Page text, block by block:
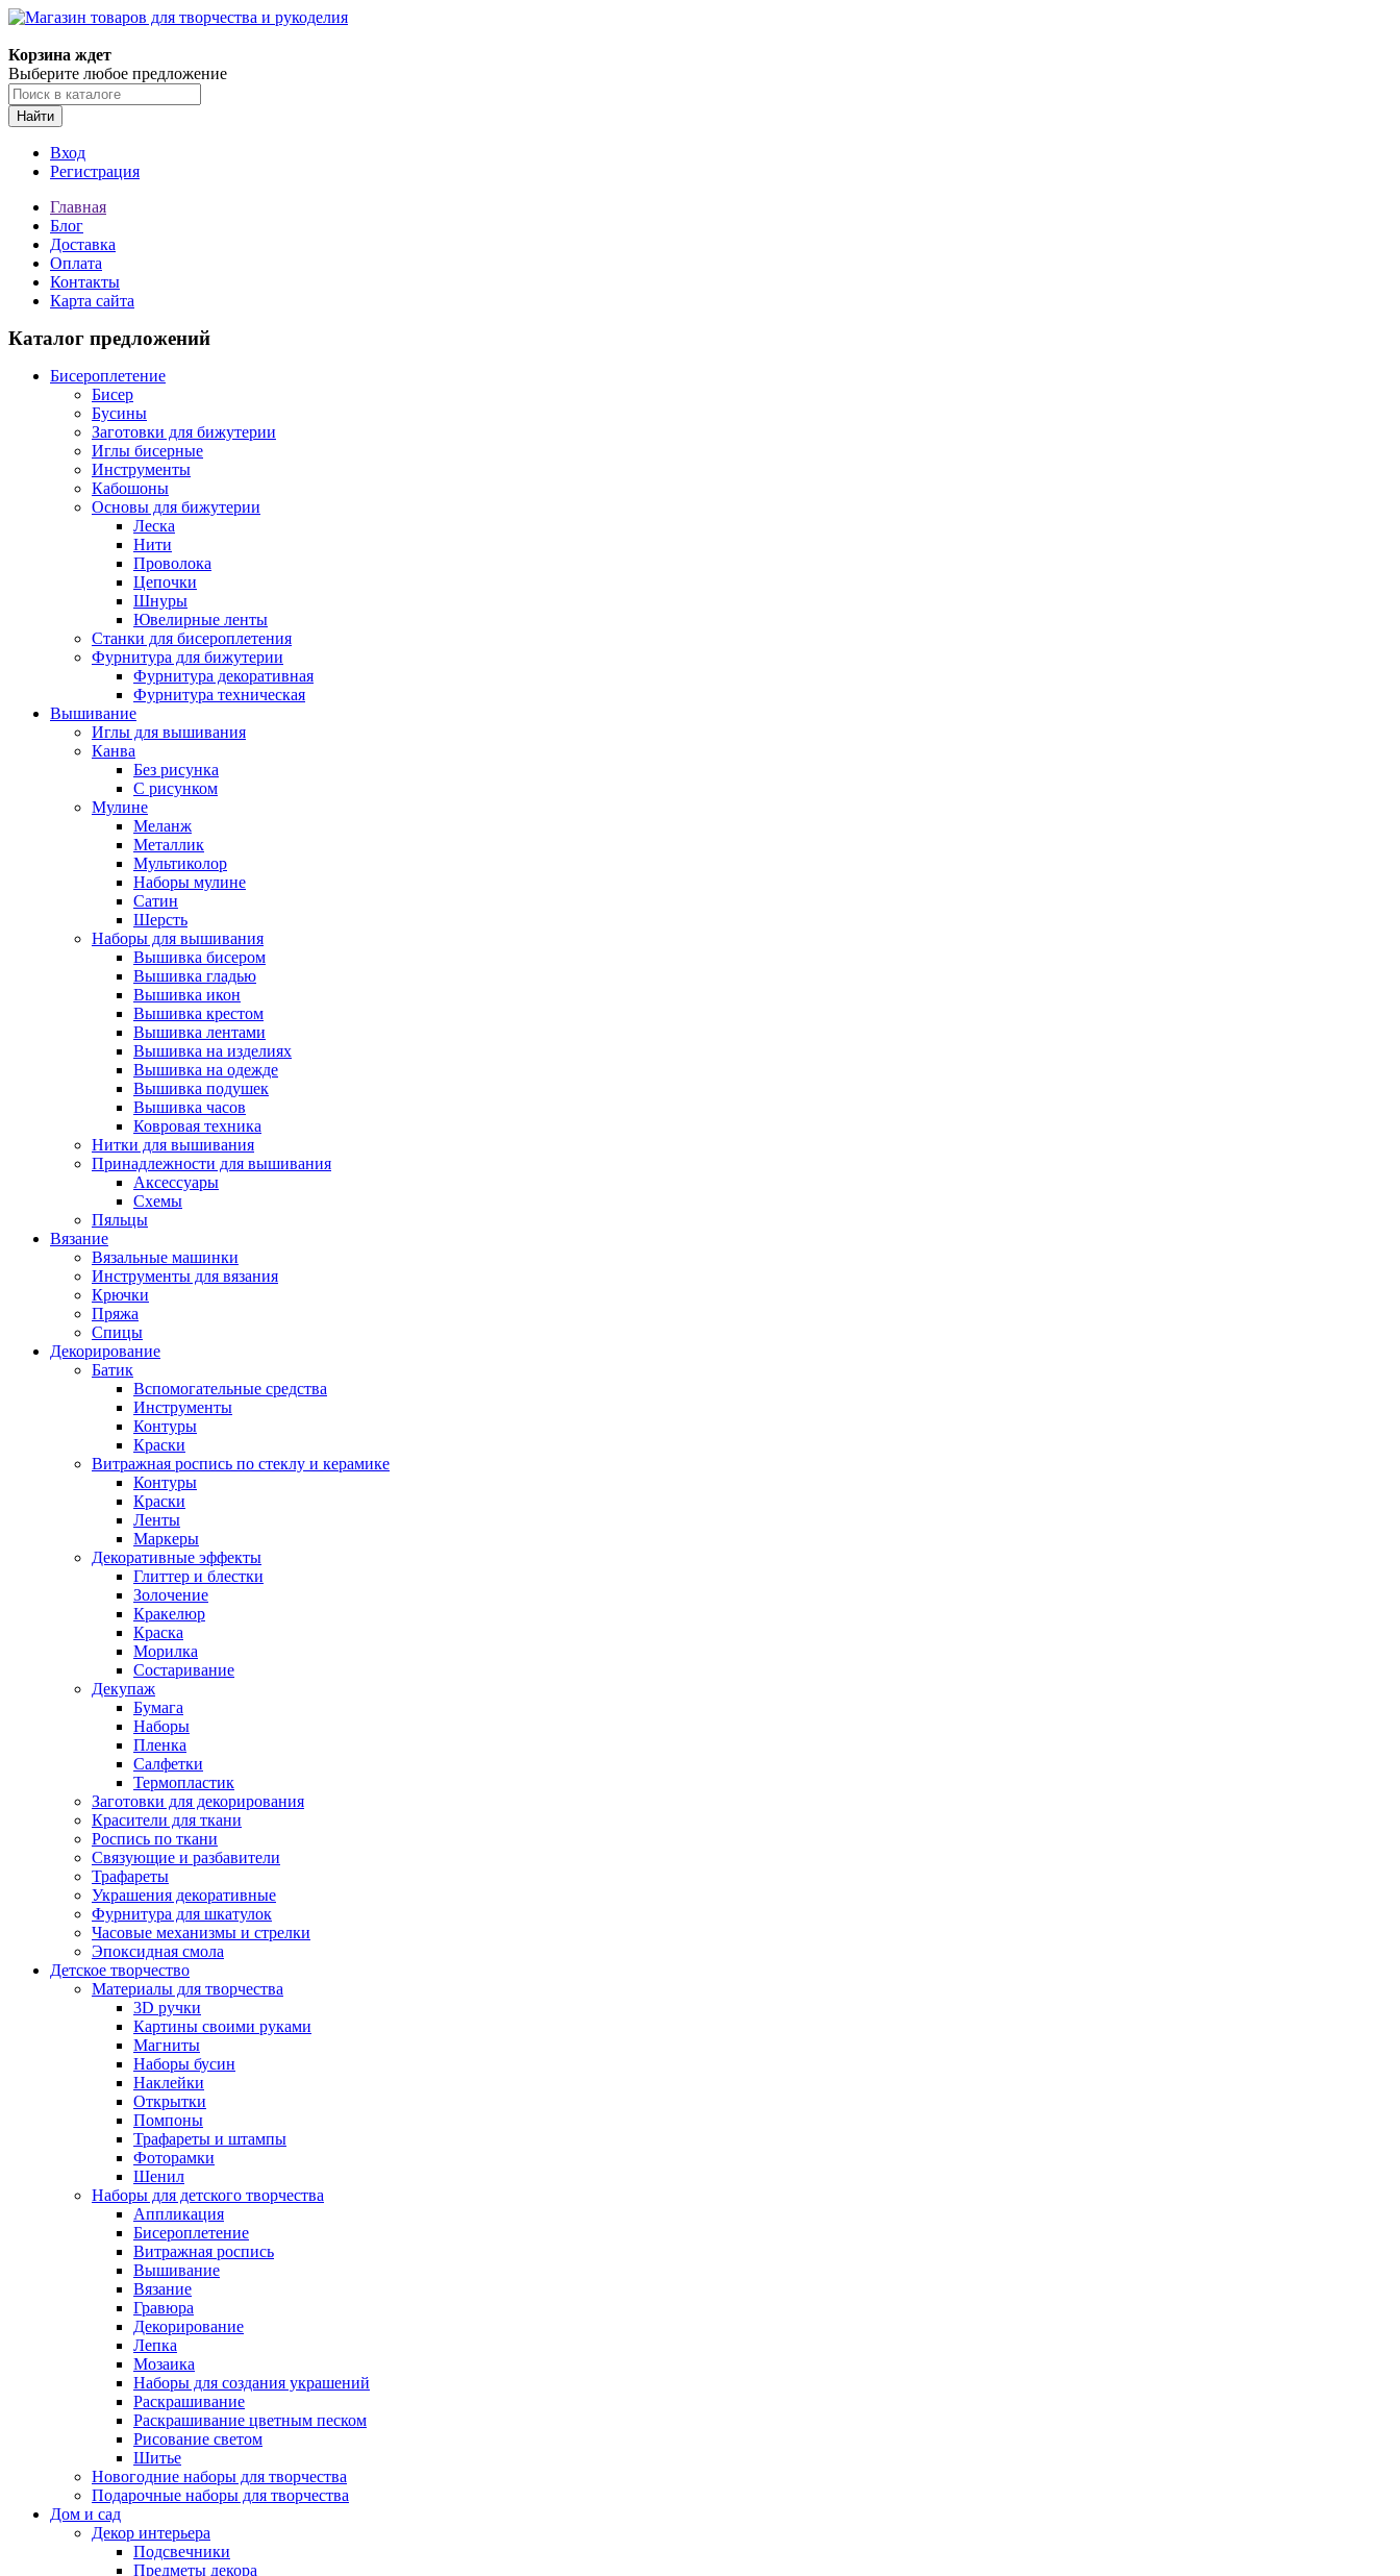
Корзина ждет
Выберите любое предложение
Найти
Вход
Регистрация
Главная
Блог
Доставка
Оплата
Контакты
Карта сайта
Каталог предложений
Бисероплетение
Бисер
Бусины
Заготовки для бижутерии
Иглы бисерные
Инструменты
Кабошоны
Основы для бижутерии
Леска
Нити
Проволока
Цепочки
Шнуры
Ювелирные ленты
Станки для бисероплетения
Фурнитура для бижутерии
Фурнитура декоративная
Фурнитура техническая
Вышивание
Иглы для вышивания
Канва
Без рисунка
С рисунком
Мулине
Меланж
Металлик
Мультиколор
Наборы мулине
Сатин
Шерсть
Наборы для вышивания
Вышивка бисером
Вышивка гладью
Вышивка икон
Вышивка крестом
Вышивка лентами
Вышивка на изделиях
Вышивка на одежде
Вышивка подушек
Вышивка часов
Ковровая техника
Нитки для вышивания
Принадлежности для вышивания
Аксессуары
Схемы
Пяльцы
Вязание
Вязальные машинки
Инструменты для вязания
Крючки
Пряжа
Спицы
Декорирование
Батик
Вспомогательные средства
Инструменты
Контуры
Краски
Витражная роспись по стеклу и керамике
Контуры
Краски
Ленты
Маркеры
Декоративные эффекты
Глиттер и блестки
Золочение
Кракелюр
Краска
Морилка
Состаривание
Декупаж
Бумага
Наборы
Пленка
Салфетки
Термопластик
Заготовки для декорирования
Красители для ткани
Роспись по ткани
Связующие и разбавители
Трафареты
Украшения декоративные
Фурнитура для шкатулок
Часовые механизмы и стрелки
Эпоксидная смола
Детское творчество
Материалы для творчества
3D ручки
Картины своими руками
Магниты
Наборы бусин
Наклейки
Открытки
Помпоны
Трафареты и штампы
Фоторамки
Шенил
Наборы для детского творчества
Аппликация
Бисероплетение
Витражная роспись
Вышивание
Вязание
Гравюра
Декорирование
Лепка
Мозаика
Наборы для создания украшений
Раскрашивание
Раскрашивание цветным песком
Рисование светом
Шитье
Новогодние наборы для творчества
Подарочные наборы для творчества
Дом и сад
Декор интерьера
Подсвечники
Предметы декора